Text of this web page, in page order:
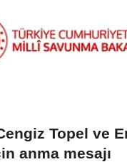
Topel ve
anma mesajı